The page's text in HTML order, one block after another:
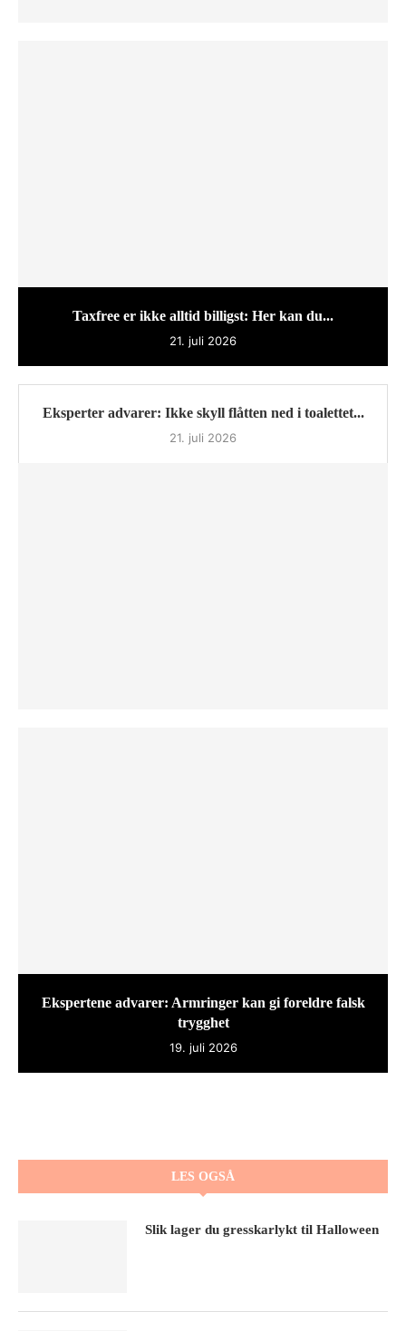
Taxfree er ikke alltid billigst: Her kan du...
21. juli 2026
Eksperter advarer: Ikke skyll flåtten ned i toalettet...
21. juli 2026
Ekspertene advarer: Armringer kan gi foreldre falsk
trygghet
19. juli 2026
LES OGSÅ
Slik lager du gresskarlykt til Halloween